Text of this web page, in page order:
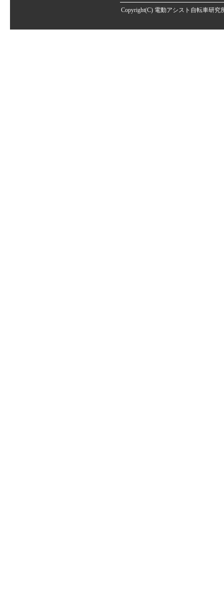
Copyright(C) 電動アシスト自転車研究